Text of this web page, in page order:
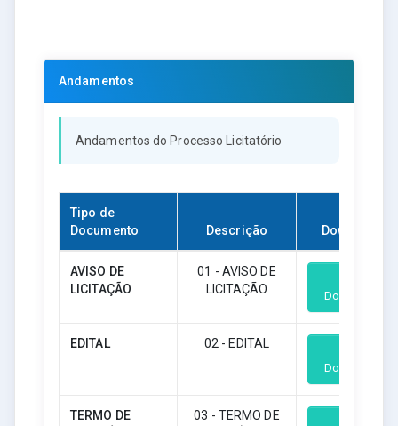
Andamentos
Andamentos do Processo Licitatório
Tipo de
Documento
Descrição Download
AVISO DE
LICITAÇÃO
01 - AVISO DE
LICITAÇÃO
Download
EDITAL 02 - EDITAL
Download
TERMO DE
03 - TERMO DE